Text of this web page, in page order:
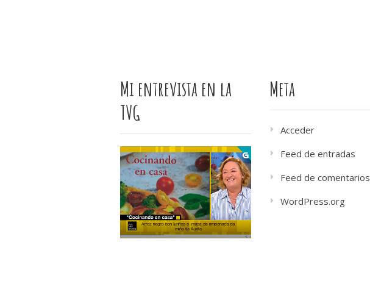
Mi entrevista en la
TVG
Meta
Acceder
Feed de entradas
Feed de comentarios
WordPress.org